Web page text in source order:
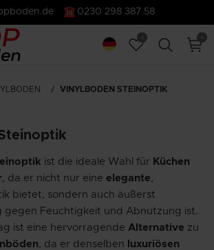
0230 298 387 58
VINYLBODEN STEINOPTIK
ist die ideale Wahl für Küchen
, da er nicht nur eine elegante
bietet, sondern auch äußerst
gegen Feuchtigkeit und Abnutzung ist.
ist eine hervorragende Alternative zu
, da er denselben
luxuriösen